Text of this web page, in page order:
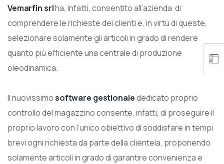
Vemarfin srlha, infatti, consentito all’azienda di
comprendere le richieste dei clienti e, in virtù di queste,
selezionare solamente gli articoli in grado di rendere
quanto più efficiente una centrale di produzione
oleodinamica.
Il nuovissimosoftware gestionalededicato proprio
controllo del magazzino consente, infatti, di proseguire il
proprio lavoro con l’unico obiettivo di soddisfare in tempi
brevi ogni richiesta da parte della clientela, proponendo
solamente articoli in grado di garantire convenienza e